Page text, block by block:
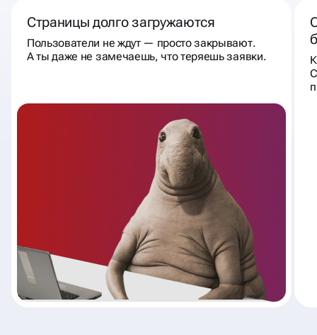
Страницы долго загружаются
Пользователи не ждут — просто закрывают.
А ты даже не замечаешь, что теряешь заявки.